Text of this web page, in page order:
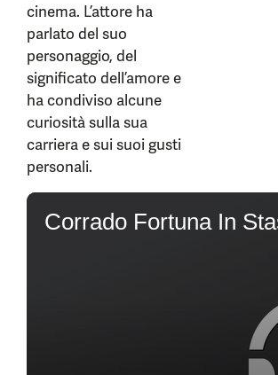
cinema. L’attore ha
parlato del suo
personaggio, del
significato dell’amore e
ha condiviso alcune
curiosità sulla sua
carriera e sui suoi gusti
personali.
Corrado Fortuna In
0
seconds